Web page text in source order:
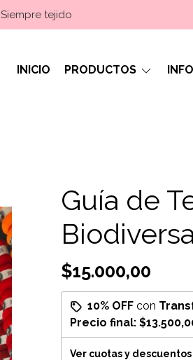
Siempre tejido
INICIO PRODUCTOS
Guía de
Biodiversa
$15.000,00
10% OFFcon
Precio final:
Ver cuotas y descuentos